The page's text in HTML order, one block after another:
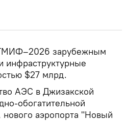
зарубежным
инфраструктурные
$27 млрд.
АЭС в Джизакской
обогатительной
аэропорта "Новый